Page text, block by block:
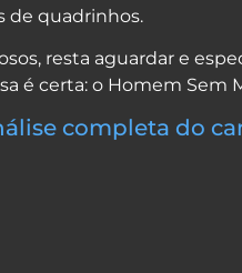
de quadrinhos.
resta aguardar e
é certa: o Homem Sem
completa do